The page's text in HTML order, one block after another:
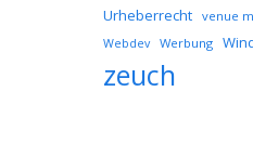
Urheberrecht venue
Webdev Werbung
zeuch